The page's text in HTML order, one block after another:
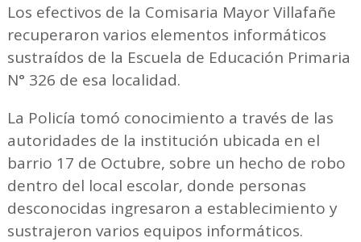
Los efectivos de la Comisaria Mayor Villafañe
recuperaron varios elementos informáticos
sustraídos de la Escuela de Educación Primaria
N° 326 de esa localidad.
La Policía tomó conocimiento a través de las
autoridades de la institución ubicada en el
barrio 17 de Octubre, sobre un hecho de robo
dentro del local escolar, donde personas
desconocidas ingresaron a establecimiento y
sustrajeron varios equipos informáticos.